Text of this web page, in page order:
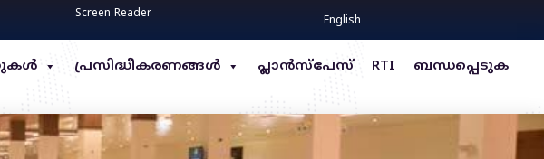
Screen Reader English
പ്രസിദ്ധീകരണങ്ങൾ പ്ലാൻസ്പേസ് RTI ബന്ധപ്പെടുക